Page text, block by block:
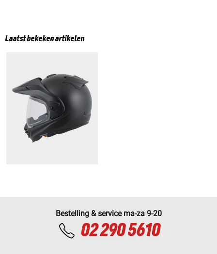
Laatst bekeken artikelen
Bestelling & service ma-za 9-20
02 290 5610